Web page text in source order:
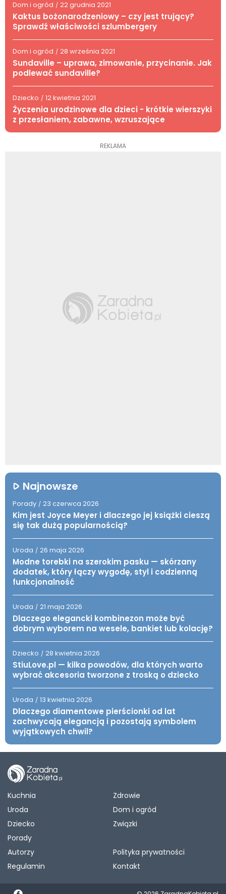
Dom i ogród / 22 grudnia 2021
Kaktus bożonarodzeniowy – czy jest trujący?
Sprawdź właściwości szlumbergery
Dom i ogród / 28 września 2021
Sundaville – uprawa, zimowanie, przycinanie. Jak
podlewać sundaville?
Dziecko / 12 kwietnia 2021
Życzenia urodzinowe dla dzieci - krótkie wierszyki
z przesłaniem, zabawne, wzruszające
REKLAMA
Najnowsze
Porady / 23 czerwca 2026
Kim jest Joyce Meyer i dlaczego jej książki cieszą
się tak dużą popularnością?
Uroda / 26 maja 2026
Modne torebki na szerokim pasku — skórzany
dodatek, który łączy wygodę, styl i codzienną
funkcjonalność
Uroda / 21 maja 2026
Dlaczego elegancki kombinezon może być
dobrym wyborem na wesele, bankiet lub kolację?
Dziecko / 28 kwietnia 2026
StiuLove.pl — kilka powodów, dla których warto
wybrać akcesoria tworzone z troską o dziecko
Uroda / 13 kwietnia 2026
Dlaczego diamentowe pierścionki od lat
zachwycają elegancją i pozostają symbolem
wyjątkowych chwil?
Kuchnia
Zdrowie
Uroda
Dom i ogród
Dziecko
Związki
Porady
Autorzy
Polityka prywatności
Regulamin
Kontakt